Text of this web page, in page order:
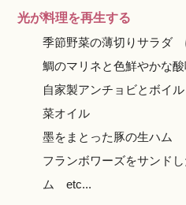
光が料理を再生する
季節野菜の薄切りサラダ
鯛のマリネと色鮮やかな
自家製アンチョビとボイ
菜オイル
墨をまとった豚の生ハム
フランボワーズをサンド
ム etc...